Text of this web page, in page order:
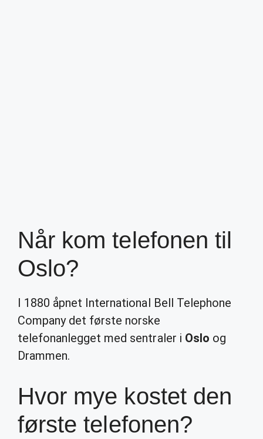
Når kom telefonen til
Oslo?
I 1880 åpnet International Bell Telephone
Company det første norske
telefonanlegget med sentraler i Oslo og
Drammen.
Hvor mye kostet den
første telefonen?